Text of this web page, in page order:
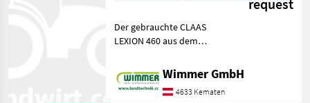
request
Der gebrauchte CLAAS
LEXION 460 aus dem
leistungsstarker und
bewährter Mähdrescher für
professionelle
Wimmer GmbH
4633 Kematen